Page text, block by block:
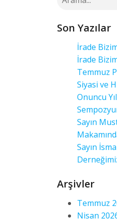
Son Yazılar
İrade
İrade
Temmuz
Siyasi ve
Onuncu
Sayın
Sayın
Arşivler
Temmuz
Nisan